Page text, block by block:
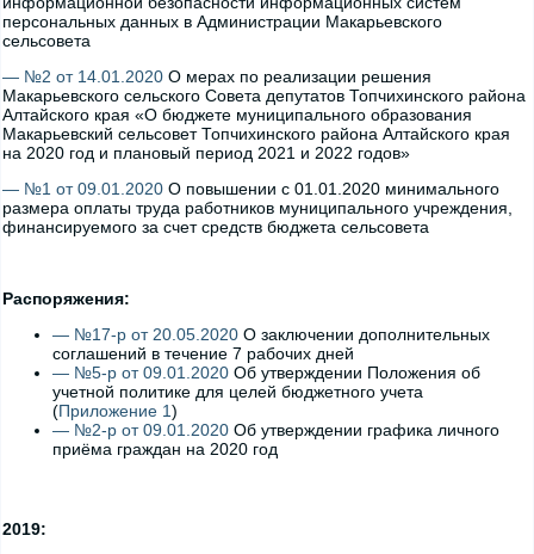
персональных данных в Администрации Макарьевского
сельсовета
— №2 от 14.01.2020 О мерах по реализации решения
Макарьевского сельского Совета депутатов Топчихинского района
Алтайского края «О бюджете муниципального образования
Макарьевский сельсовет Топчихинского района Алтайского края
на 2020 год и плановый период 2021 и 2022 годов»
— №1 от 09.01.2020 О повышении с 01.01.2020 минимального
размера оплаты труда работников муниципального учреждения,
финансируемого за счет средств бюджета сельсовета
Распоряжения:
— №17-р от 20.05.2020 О заключении дополнительных
соглашений в течение 7 рабочих дней
— №5-р от 09.01.2020 Об утверждении Положения об
учетной политике для целей бюджетного учета
(Приложение 1)
— №2-р от 09.01.2020 Об утверждении графика личного
приёма граждан на 2020 год
2019: